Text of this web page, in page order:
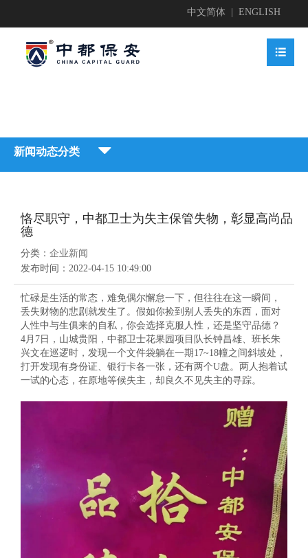
中文简体 ENGLISH

简介

资质
荣誉
安保

护卫


护卫
安保

检查

新闻
新闻

纳士

建议
新闻动态分类 
恪尽职守，中都卫士为失主保管失物，彰显高尚品
德
分类： 企业新闻
发布时间： 2022-04-15 10:49:00
忙碌是生活的常态，难免偶尔懈怠一下，但往往在这一瞬间，
丢失财物的悲剧就发生了。假如你捡到别人丢失的东西，面对
人性中与生俱来的自私，你会选择克服人性，还是坚守品德？
4月7日，山城贵阳，中都卫士花果园项目队长钟昌雄、班长朱
兴文在巡逻时，发现一个文件袋躺在一期17~18幢之间斜坡处，
打开发现有身份证、银行卡各一张，还有两个U盘。两人抱着试
一试的心态，在原地等候失主，却良久不见失主的寻踪。